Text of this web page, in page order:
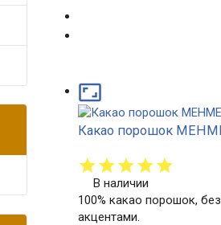

Какао порошок
В наличии
100% какао порошок,
акцентами.